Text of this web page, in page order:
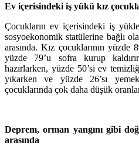
Ev içerisindeki iş yükü kız
Çocukların ev içerisindeki iş
sosyoekonomik statülerine bağlı
arasında. Kız çocuklarının yüzde
yüzde 79’u sofra kurup
hazırlarken, yüzde 50’si ev
yıkarken ve yüzde 26’sı
çocuklarında çok daha düşük
Deprem, orman yangını gibi
arasında